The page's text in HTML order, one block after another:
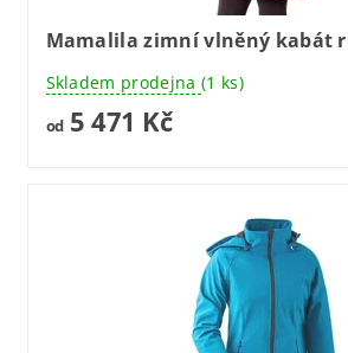
Mamalila zimní vlněný kabát
Skladem prodejna (1 ks)
od5 471 Kč